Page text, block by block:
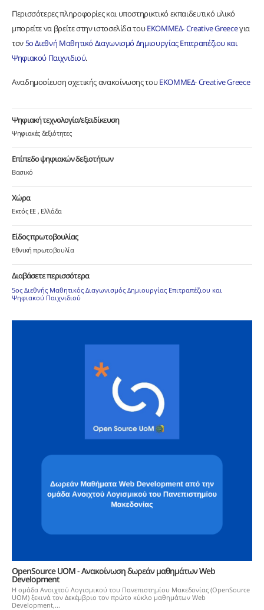
Περισσότερες πληροφορίες και υποστηρικτικό εκπαιδευτικό υλικό
μπορείτε να βρείτε στην ιστοσελίδα τουΕΚΟΜΜΕΔ- Creative Greeceγια
τον5ο Διεθνή Μαθητικό Διαγωνισμό Δημιουργίας Επιτραπέζιου και
Ψηφιακού Παιχνιδιού.
Αναδημοσίευση σχετικής ανακοίνωσης τουΕΚΟΜΜΕΔ- Creative Greece
Ψηφιακή τεχνολογία/εξειδίκευση
Ψηφιακές δεξιότητες
Επίπεδο ψηφιακών δεξιοτήτων
Βασικό
Χώρα
Εκτός ΕΕ Ελλάδα
Είδος πρωτοβουλίας
Εθνική πρωτοβουλία
Διαβάσετε περισσότερα
5ος Διεθνής Μαθητικός Διαγωνισμός Δημιουργίας Επιτραπέζιου και
Ψηφιακού Παιχνιδιού
OpenSource UOM - Ανακοίνωση δωρεάν μαθημάτων Web
Development
Η ομάδα Ανοιχτού Λογισμικού του Πανεπιστημίου Μακεδονίας (OpenSource
UOM) ξεκινά τον Δεκέμβριο τον πρώτο κύκλο μαθημάτων Web
Development,...